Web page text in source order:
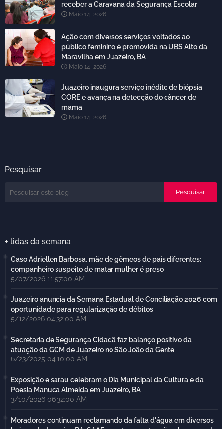
receber a Caravana da Segurança Escolar
Maio 14, 2026
Ação com diversos serviços voltados ao
público feminino é promovida na UBS Alto da
Maravilha em Juazeiro, BA
Maio 14, 2026
Juazeiro inaugura serviço inédito de biópsia
CORE e avança na detecção do câncer de
mama
Maio 14, 2026
Pesquisar
+ lidas da semana
Caso Adriellen Barbosa, mãe de gêmeos de pais diferentes:
companheiro suspeito de matar mulher é preso
5/07/2026 11:57:00 AM
Juazeiro anuncia da Semana Estadual de Conciliação 2026 com
oportunidade para regularização de débitos
5/12/2026 04:32:00 AM
Secretaria de Segurança Cidadã faz balanço positivo da
atuação da GCM de Juazeiro no São João da Gente
6/23/2025 04:10:00 AM
Exposição e sarau celebram o Dia Municipal da Cultura e da
Poesia Manuca Almeida em Juazeiro, BA
3/10/2026 06:32:00 AM
Moradores continuam reclamando da falta d'água em diversos